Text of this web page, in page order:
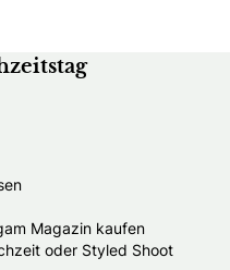
Magazin kaufen
oder Styled Shoot